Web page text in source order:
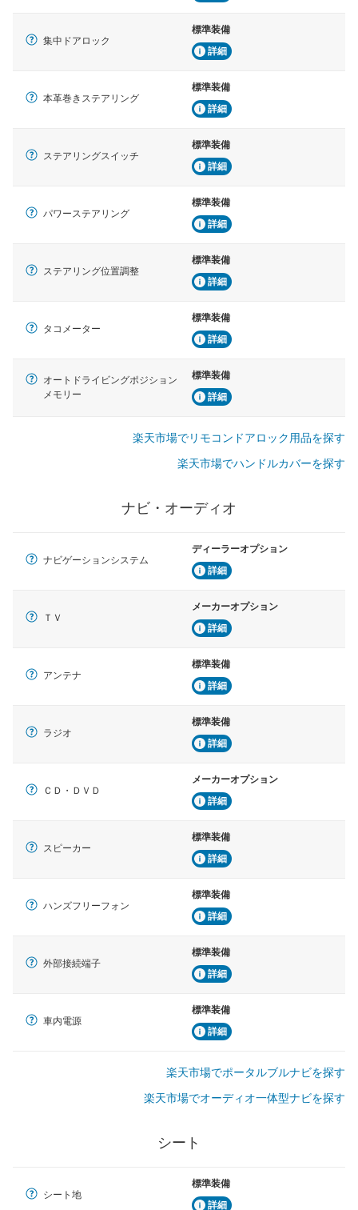
集中ドアロック
標準装備
詳細
本革巻きステアリング
標準装備
詳細
ステアリングスイッチ
標準装備
詳細
パワーステアリング
標準装備
詳細
ステアリング位置調整
標準装備
詳細
タコメーター
標準装備
詳細
オートドライビングポジション
メモリー
標準装備
詳細
楽天市場でリモコンドアロック用品を探す
楽天市場でハンドルカバーを探す
ナビ・オーディオ
ナビゲーションシステム
ディーラーオプション
詳細
ＴＶ
メーカーオプション
詳細
アンテナ
標準装備
詳細
ラジオ
標準装備
詳細
ＣＤ・ＤＶＤ
メーカーオプション
詳細
スピーカー
標準装備
詳細
ハンズフリーフォン
標準装備
詳細
外部接続端子
標準装備
詳細
車内電源
標準装備
詳細
楽天市場でポータルブルナビを探す
楽天市場でオーディオ一体型ナビを探す
シート
シート地
標準装備
詳細